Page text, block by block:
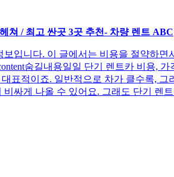
쳐 / 최고 싼곳 3곳 추천- 차량 렌트 ABC
입니다. 이 글에서는 비용을 절약하
숨길내용일일 단기 렌트카 비용,
표적이죠. 일반적으로 차가 클수록,
싸게 나올 수 있어요. 그래도 단기 렌